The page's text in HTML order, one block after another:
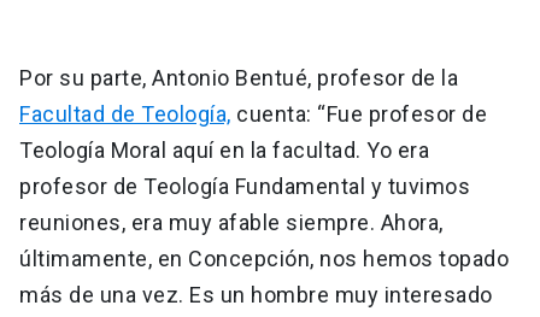
Por su parte, Antonio Bentué, profesor de la
Facultad de Teología, cuenta: “Fue profesor de
Teología Moral aquí en la facultad. Yo era
profesor de Teología Fundamental y tuvimos
reuniones, era muy afable siempre. Ahora,
últimamente, en Concepción, nos hemos topado
más de una vez. Es un hombre muy interesado